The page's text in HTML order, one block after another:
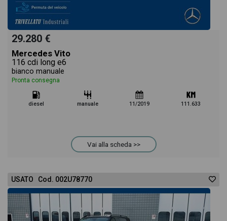
29.280 €
Mercedes Vito
116 cdi long e6
bianco manuale
Pronta consegna
diesel manuale 11/2019 111.633
Vai alla scheda >>
USATO Cod. 002U78770